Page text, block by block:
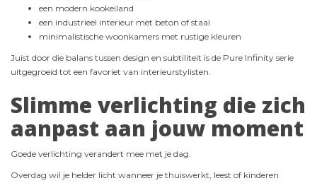
een modern kookeiland
een industrieel interieur met beton of staal
minimalistische woonkamers met rustige kleuren
Juist door die balans tussen design en subtiliteit is de Pure Infinity serie
uitgegroeid tot een favoriet van interieurstylisten.
Slimme verlichting die zich
aanpast aan jouw moment
Goede verlichting verandert mee met je dag.
Overdag wil je helder licht wanneer je thuiswerkt, leest of kinderen